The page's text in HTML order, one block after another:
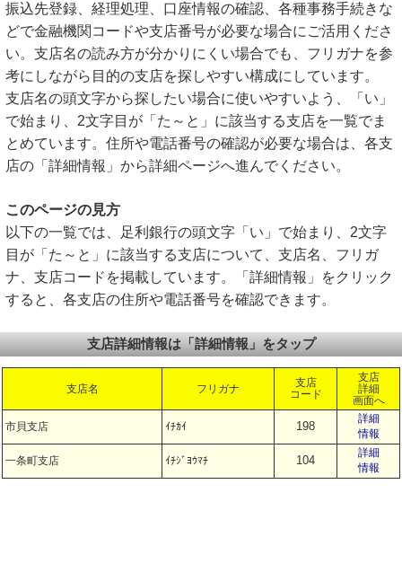
振込先登録、経理処理、口座情報の確認、各種事務手続きな
どで金融機関コードや支店番号が必要な場合にご活用くださ
い。支店名の読み方が分かりにくい場合でも、フリガナを参
考にしながら目的の支店を探しやすい構成にしています。
支店名の頭文字から探したい場合に使いやすいよう、「い」
で始まり、2文字目が「た～と」に該当する支店を一覧でま
とめています。住所や電話番号の確認が必要な場合は、各支
店の「詳細情報」から詳細ページへ進んでください。
このページの見方
以下の一覧では、足利銀行の頭文字「い」で始まり、2文字
目が「た～と」に該当する支店について、支店名、フリガ
ナ、支店コードを掲載しています。「詳細情報」をクリック
すると、各支店の住所や電話番号を確認できます。
支店詳細情報は「詳細情報」をタップ
支店名 フリガナ
支店
コード
支店
詳細
画面へ
市貝支店 ｲﾁｶｲ 198
詳細
情報
一条町支店 ｲﾁｼﾞﾖｳﾏﾁ 104
詳細
情報